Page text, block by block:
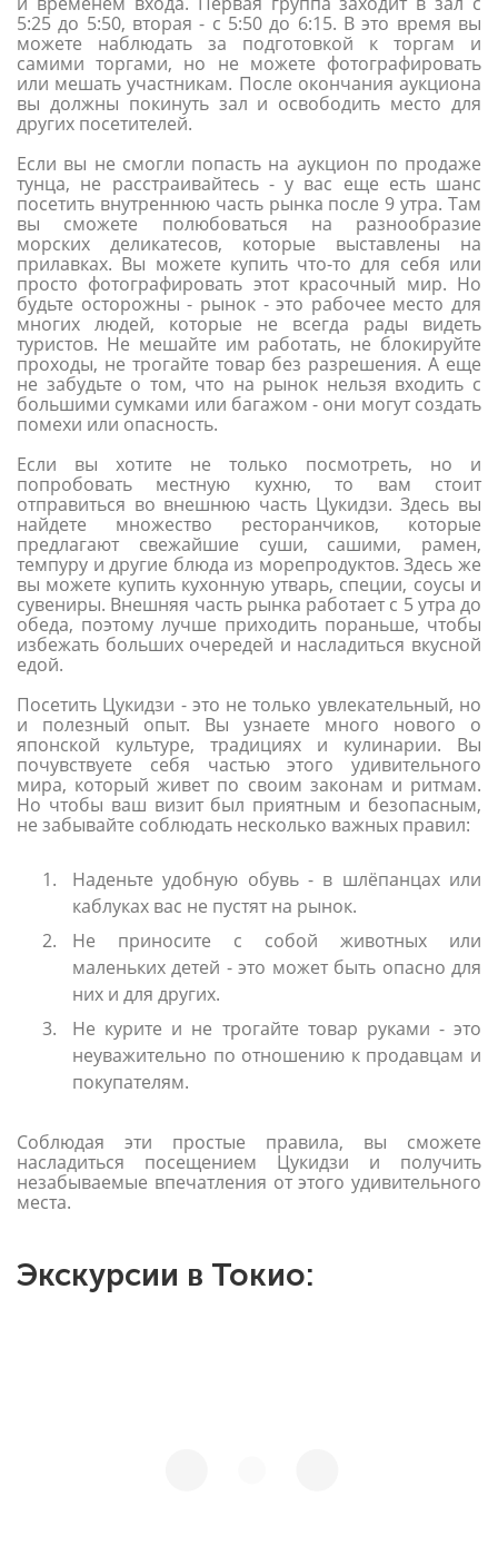
5:25 до 5:50, вторая - с 5:50 до 6:15. В это время вы
можете наблюдать за подготовкой к торгам и
самими торгами, но не можете фотографировать
или мешать участникам. После окончания аукциона
вы должны покинуть зал и освободить место для
других посетителей.
Если вы не смогли попасть на аукцион по продаже
тунца, не расстраивайтесь - у вас еще есть шанс
посетить внутреннюю часть рынка после 9 утра. Там
вы сможете полюбоваться на разнообразие
морских деликатесов, которые выставлены на
прилавках. Вы можете купить что-то для себя или
просто фотографировать этот красочный мир. Но
будьте осторожны - рынок - это рабочее место для
многих людей, которые не всегда рады видеть
туристов. Не мешайте им работать, не блокируйте
проходы, не трогайте товар без разрешения. А еще
не забудьте о том, что на рынок нельзя входить с
большими сумками или багажом - они могут создать
помехи или опасность.
Если вы хотите не только посмотреть, но и
попробовать местную кухню, то вам стоит
отправиться во внешнюю часть Цукидзи. Здесь вы
найдете множество ресторанчиков, которые
предлагают свежайшие суши, сашими, рамен,
темпуру и другие блюда из морепродуктов. Здесь же
вы можете купить кухонную утварь, специи, соусы и
сувениры. Внешняя часть рынка работает с 5 утра до
обеда, поэтому лучше приходить пораньше, чтобы
избежать больших очередей и насладиться вкусной
едой.
Посетить Цукидзи - это не только увлекательный, но
и полезный опыт. Вы узнаете много нового о
японской культуре, традициях и кулинарии. Вы
почувствуете себя частью этого удивительного
мира, который живет по своим законам и ритмам.
Но чтобы ваш визит был приятным и безопасным,
не забывайте соблюдать несколько важных правил:
Наденьте удобную обувь - в шлёпанцах или
каблуках вас не пустят на рынок.
Не приносите с собой животных или
маленьких детей - это может быть опасно для
них и для других.
Не курите и не трогайте товар руками - это
неуважительно по отношению к продавцам и
покупателям.
Соблюдая эти простые правила, вы сможете
насладиться посещением Цукидзи и получить
незабываемые впечатления от этого удивительного
места.
Экскурсии в Токио: